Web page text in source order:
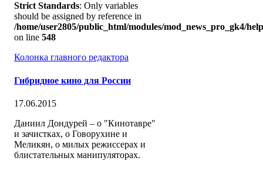
Strict Standards: Only variables
should be assigned by reference in
/home/user2805/public_html/modules/mod_news_pro_gk4/
on line 548
Колонка главного редактора
Гибридное кино для России
17.06.2015
Даниил Дондурей – о "Кинотавре"
и зачистках, о Говорухине и
Меликян, о милых режиссерах и
блистательных манипуляторах.